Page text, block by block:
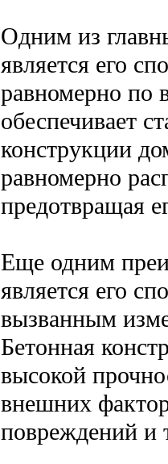
Одним из
является его
равномерно по
обеспечивает
конструкции
равномерно
предотвращая
Еще одним
является его
вызванным
Бетонная
высокой
внешних
повреждений и